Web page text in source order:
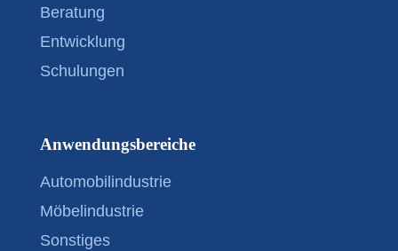
Beratung
Entwicklung
Schulungen
Anwendungsbereiche
Automobilindustrie
Möbelindustrie
Sonstiges